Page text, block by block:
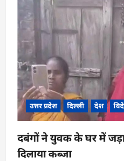
i
o
n
उत्तर प्रदेश दिल्ली देश
दबंगों ने युवक के घर में
दिलाया कब्जा